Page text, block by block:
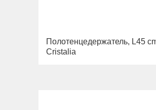
Полотенцедержатель, L45
Cristalia